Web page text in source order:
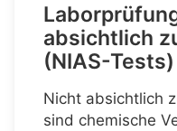
absichtlich
(NIAS-Tests)
Nicht absichtlich
sind chemische